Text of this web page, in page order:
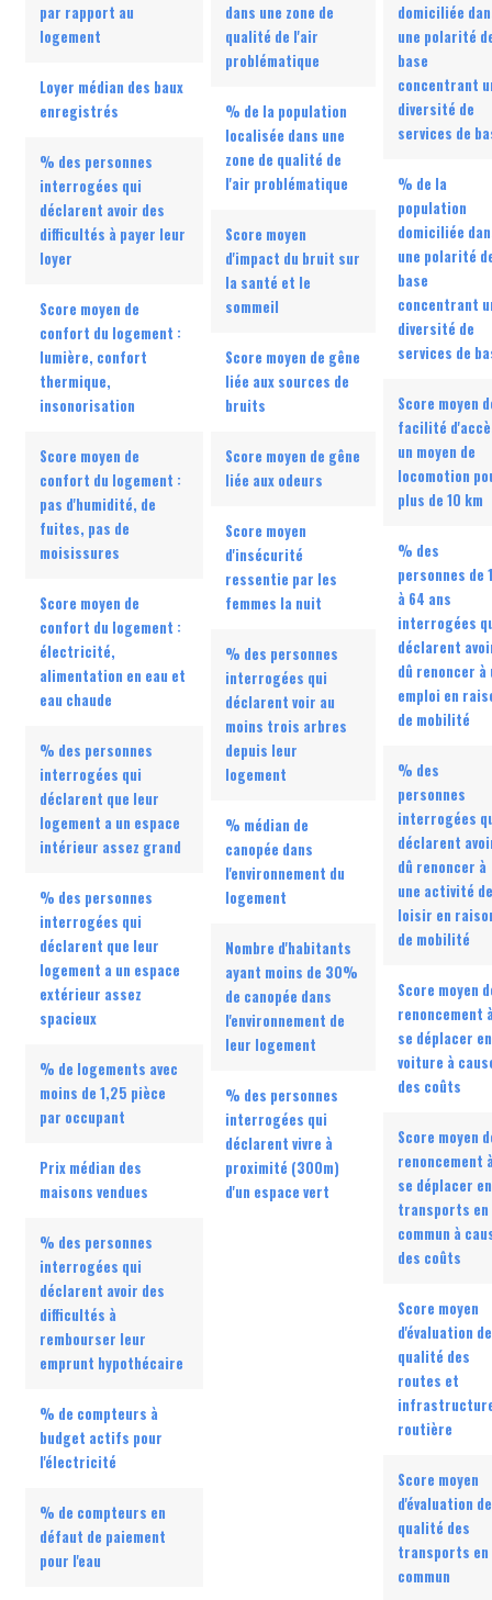
par rapport au
logement
Loyer médian des baux
enregistrés
% des personnes
interrogées qui
déclarent avoir des
difficultés à payer leur
loyer
Score moyen de
confort du logement :
lumière, confort
thermique,
insonorisation
Score moyen de
confort du logement :
pas d'humidité, de
fuites, pas de
moisissures
Score moyen de
confort du logement :
électricité,
alimentation en eau et
eau chaude
% des personnes
interrogées qui
déclarent que leur
logement a un espace
intérieur assez grand
% des personnes
interrogées qui
déclarent que leur
logement a un espace
extérieur assez
spacieux
% de logements avec
moins de 1,25 pièce
par occupant
Prix médian des
maisons vendues
% des personnes
interrogées qui
déclarent avoir des
difficultés à
rembourser leur
emprunt hypothécaire
% de compteurs à
budget actifs pour
l'électricité
% de compteurs en
défaut de paiement
pour l'eau
dans une zone de
qualité de l'air
problématique
% de la population
localisée dans une
zone de qualité de
l'air problématique
Score moyen
d'impact du bruit sur
la santé et le
sommeil
Score moyen de gêne
liée aux sources de
bruits
Score moyen de gêne
liée aux odeurs
Score moyen
d'insécurité
ressentie par les
femmes la nuit
% des personnes
interrogées qui
déclarent voir au
moins trois arbres
depuis leur
logement
% médian de
canopée dans
l'environnement du
logement
Nombre d'habitants
ayant moins de 30%
de canopée dans
l'environnement de
leur logement
% des personnes
interrogées qui
déclarent vivre à
proximité (300m)
d'un espace vert
domiciliée
une polarité
base
concentrant
diversité de
services de
% de la
population
domiciliée
une polarité
base
concentrant
diversité de
services de
Score moyen
facilité
un moyen de
locomotion
plus de 10 km
% des
personnes de
à 64 ans
interrogées
déclarent
dû renoncer à
emploi en
de mobilité
% des
personnes
interrogées
déclarent
dû renoncer à
une activité de
loisir en
de mobilité
Score moyen
renoncement
se déplacer en
voiture à
des coûts
Score moyen
renoncement
se déplacer en
transports en
commun à
des coûts
Score moyen
d'évaluation
qualité des
routes et
routière
Score moyen
d'évaluation
qualité des
transports en
commun